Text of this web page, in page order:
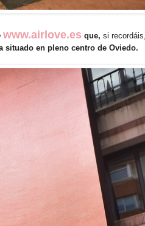
www.airlove.es que, si recordáis,
situado en pleno centro de Oviedo.